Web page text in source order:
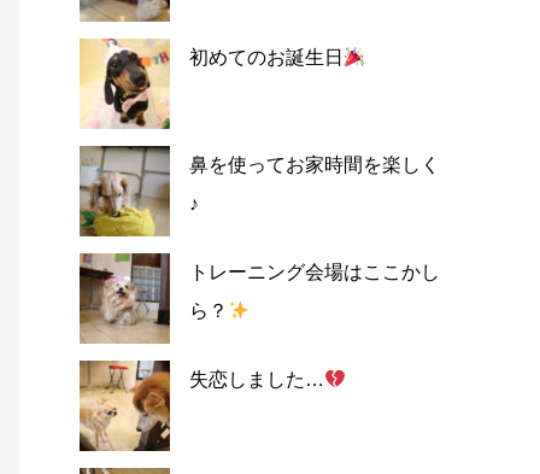
初めてのお誕生日
鼻を使ってお家時間を楽しく
♪
トレーニング会場はここかし
ら？
失恋しました…